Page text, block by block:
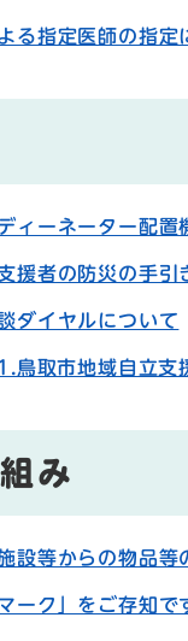
る指定医師の指定
ィーネーター配置
援者の防災の手引
ダイヤルについて
取市地域自立支
み
設等からの物品等
ーク」をご存知で